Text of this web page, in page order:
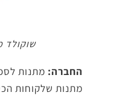
שוקולד
החברה: מתנות
מתנות שלקוחות